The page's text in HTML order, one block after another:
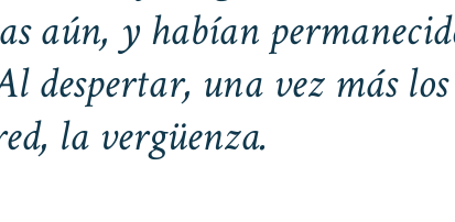
aún, y habían
despertar, una vez más
la vergüenza.